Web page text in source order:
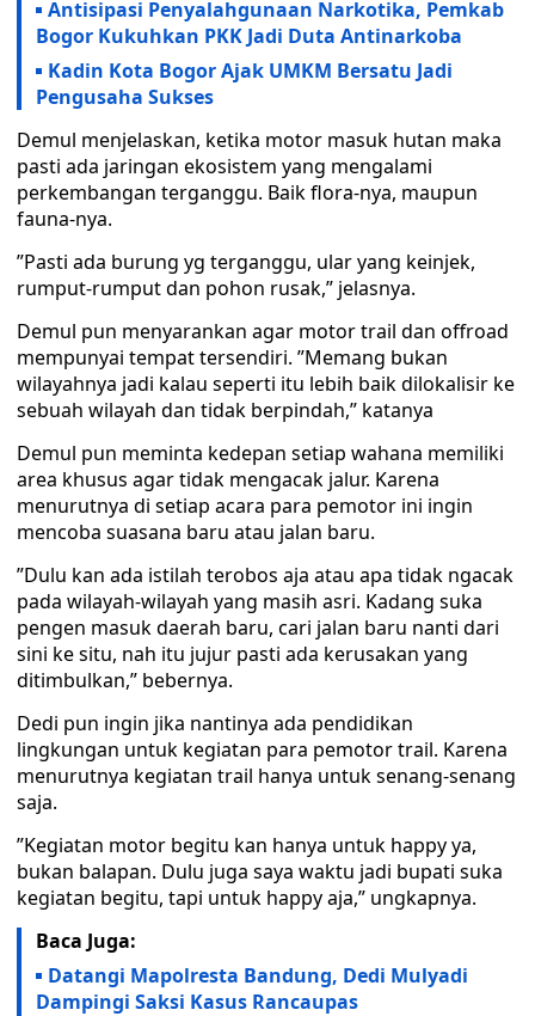
Antisipasi Penyalahgunaan Narkotika, Pemkab
Bogor Kukuhkan PKK Jadi Duta Antinarkoba
Kadin Kota Bogor Ajak UMKM Bersatu Jadi
Pengusaha Sukses
Demul menjelaskan, ketika motor masuk hutan maka
pasti ada jaringan ekosistem yang mengalami
perkembangan terganggu. Baik flora-nya, maupun
fauna-nya.
”Pasti ada burung yg terganggu, ular yang keinjek,
rumput-rumput dan pohon rusak,” jelasnya.
Demul pun menyarankan agar motor trail dan offroad
mempunyai tempat tersendiri. ”Memang bukan
wilayahnya jadi kalau seperti itu lebih baik dilokalisir ke
sebuah wilayah dan tidak berpindah,” katanya
Demul pun meminta kedepan setiap wahana memiliki
area khusus agar tidak mengacak jalur. Karena
menurutnya di setiap acara para pemotor ini ingin
mencoba suasana baru atau jalan baru.
”Dulu kan ada istilah terobos aja atau apa tidak ngacak
pada wilayah-wilayah yang masih asri. Kadang suka
pengen masuk daerah baru, cari jalan baru nanti dari
sini ke situ, nah itu jujur pasti ada kerusakan yang
ditimbulkan,” bebernya.
Dedi pun ingin jika nantinya ada pendidikan
lingkungan untuk kegiatan para pemotor trail. Karena
menurutnya kegiatan trail hanya untuk senang-senang
saja.
”Kegiatan motor begitu kan hanya untuk happy ya,
bukan balapan. Dulu juga saya waktu jadi bupati suka
kegiatan begitu, tapi untuk happy aja,” ungkapnya.
Baca Juga:
Datangi Mapolresta Bandung, Dedi Mulyadi
Dampingi Saksi Kasus Rancaupas